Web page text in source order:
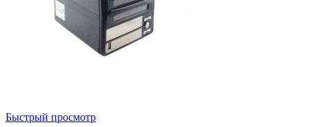
Быстрый просмотр